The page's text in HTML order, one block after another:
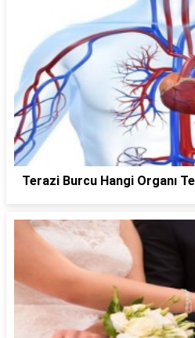
Terazi Burcu Hangi Organı